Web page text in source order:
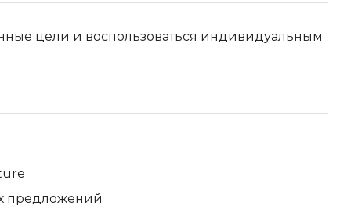
цели и воспользоваться индивидуальным
предложений